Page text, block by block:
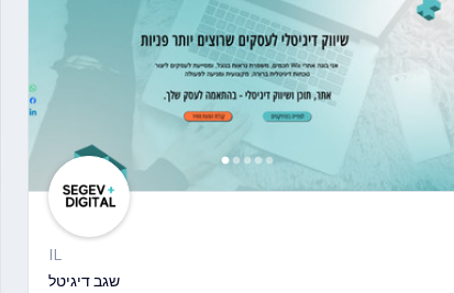
IL
שגב דיגיטל